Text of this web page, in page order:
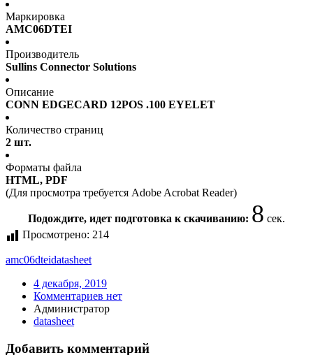
Маркировка
AMC06DTEI
Производитель
Sullins Connector Solutions
Описание
CONN EDGECARD 12POS .100 EYELET
Количество страниц
2 шт.
Форматы файла
HTML, PDF
(Для просмотра требуется Adobe Acrobat Reader)
Подождите, идет подготовка к скачиванию: 8 сек.
Просмотрено: 214
amc06dteidatasheet
4 декабря, 2019
Комментариев нет
Администратор
datasheet
Добавить комментарий